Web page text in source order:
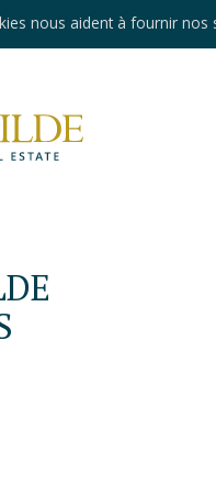
nous aident à fournir nos